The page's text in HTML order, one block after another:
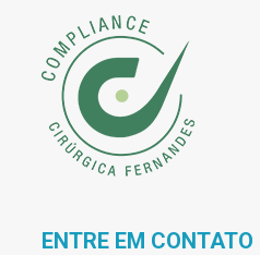
ENTRE EM CONTATO